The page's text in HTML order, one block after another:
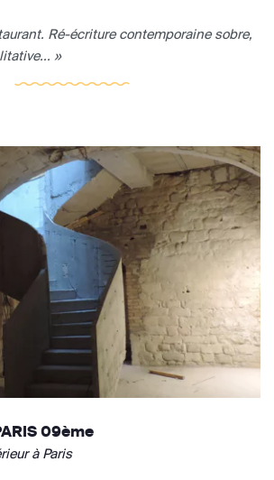
Ré-écriture contemporaine sobre,
»
09ème
à Paris